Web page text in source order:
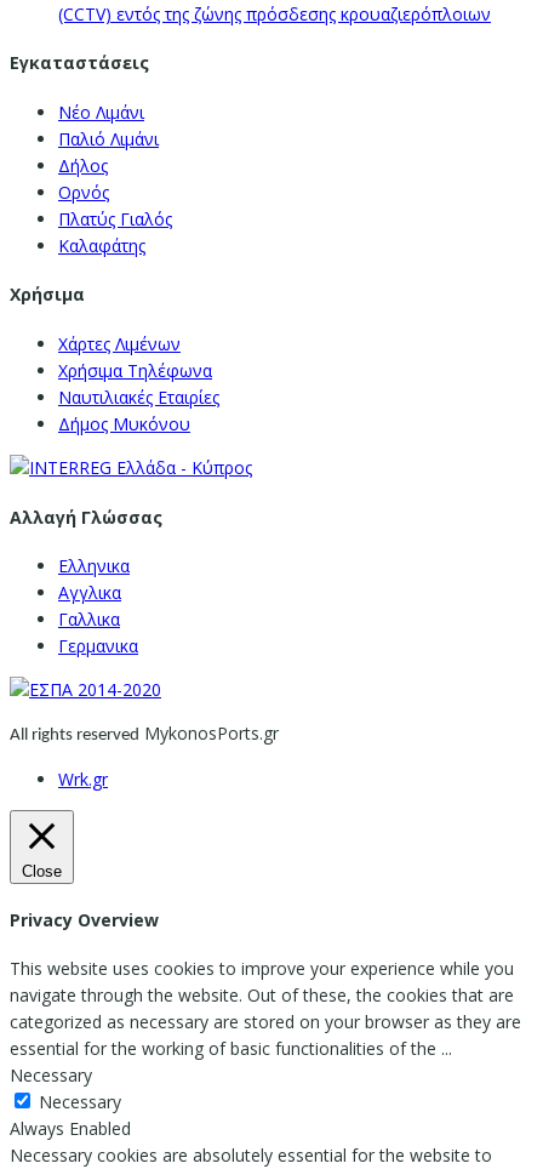
(CCTV) εντός της ζώνης πρόσδεσης κρουαζιερόπλοιων
Εγκαταστάσεις
Νέο Λιμάνι
Παλιό Λιμάνι
Δήλος
Ορνός
Πλατύς Γιαλός
Καλαφάτης
Χρήσιμα
Χάρτες Λιμένων
Χρήσιμα Τηλέφωνα
Ναυτιλιακές Εταιρίες
Δήμος Μυκόνου
Αλλαγή Γλώσσας
Ελληνικα
Αγγλικα
Γαλλικα
Γερμανικα
All rights reserved MykonosPorts.gr
Wrk.gr
Close
Privacy Overview
This website uses cookies to improve your experience while you
navigate through the website. Out of these, the cookies that are
categorized as necessary are stored on your browser as they are
essential for the working of basic functionalities of the ...
Necessary
Necessary
Always Enabled
Necessary cookies are absolutely essential for the website to